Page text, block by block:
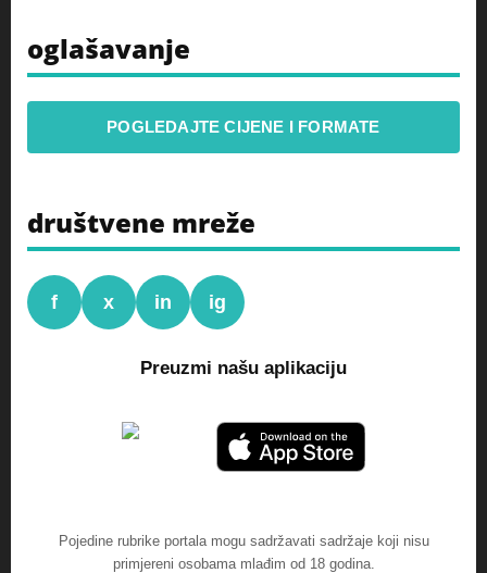
oglašavanje
POGLEDAJTE CIJENE I FORMATE
društvene mreže
f x in ig
Preuzmi našu aplikaciju
Pojedine rubrike portala mogu sadržavati sadržaje koji nisu
primjereni osobama mlađim od 18 godina.